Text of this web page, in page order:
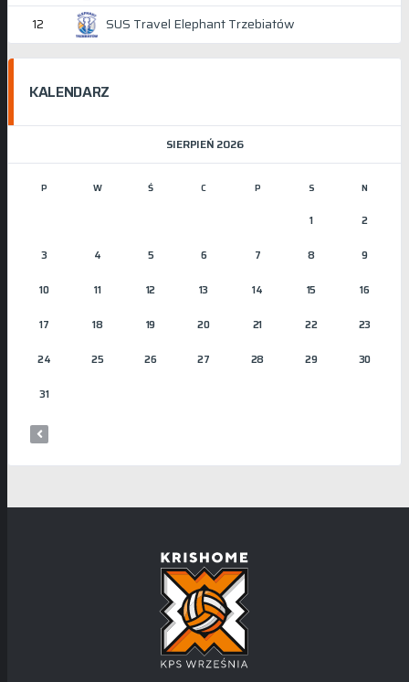
12 SUS Travel Elephant Trzebiatów
KALENDARZ
SIERPIEŃ 2026
P W Ś C P S N
1 2
3 4 5 6 7 8 9
10 11 12 13 14 15 16
17 18 19 20 21 22 23
24 25 26 27 28 29 30
31